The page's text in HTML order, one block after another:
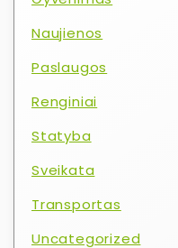
Naujienos
Paslaugos
Renginiai
Statyba
Sveikata
Transportas
Uncategorized